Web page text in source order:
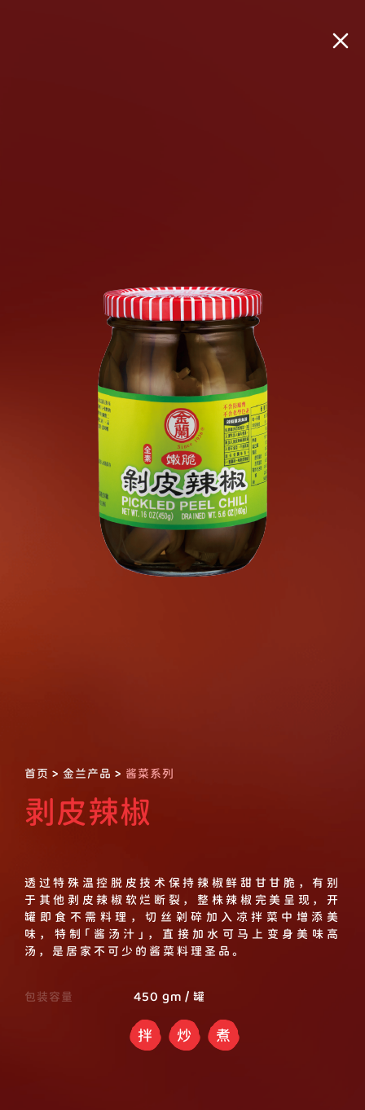
首页 > 金兰产品 > 酱菜系列
剥皮辣椒
透过特殊温控脱皮技术保持辣椒鲜甜甘甘脆，有别
于其他剥皮辣椒软烂断裂，整株辣椒完美呈现，开
罐即食不需料理，切丝剁碎加入凉拌菜中增添美
味，特制「酱汤汁」，直接加水可马上变身美味高
汤，是居家不可少的酱菜料理圣品。
包装容量 450 gm / 罐
拌 炒 煮